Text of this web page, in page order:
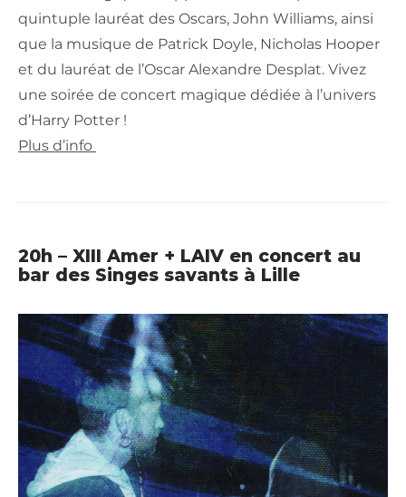
quintuple lauréat des Oscars, John Williams, ainsi
que la musique de Patrick Doyle, Nicholas Hooper
et du lauréat de l’Oscar Alexandre Desplat. Vivez
une soirée de concert magique dédiée à l’univers
d’Harry Potter !
Plus d’info
20h – XIII Amer + LAIV en concert au
bar des Singes savants à Lille